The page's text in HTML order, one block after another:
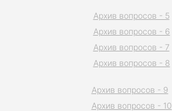
Архив вопросов - 5
Архив вопросов - 6
Архив вопросов - 7
Архив вопросов - 8
Архив вопросов - 9
Архив вопросов - 10